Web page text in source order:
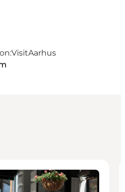
VisitAarhus